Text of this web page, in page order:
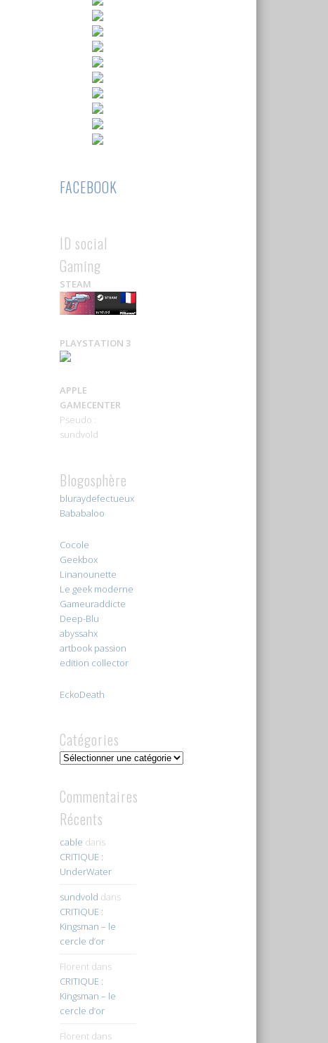
FACEBOOK
ID social
Gaming
STEAM
PLAYSTATION 3
APPLE
GAMECENTER
Pseudo :
sundvold
Blogosphère
bluraydefectueux
Bababaloo
Cocole
Geekbox
Linanounette
Le geek moderne
Gameuraddicte
Deep-Blu
abyssahx
artbook passion
edition collector
EckoDeath
Catégories
Catégories
Commentaires
Récents
cable dans
CRITIQUE :
UnderWater
sundvold dans
CRITIQUE :
Kingsman – le
cercle d’or
Florentdans
CRITIQUE :
Kingsman – le
cercle d’or
Florentdans